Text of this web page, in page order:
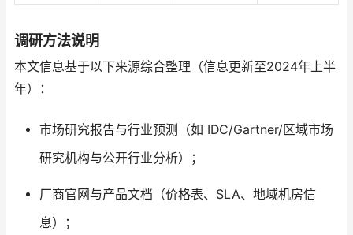
调研方法说明
本文信息基于以下来源综合整理（信息更新至2024年上半
年）：
市场研究报告与行业预测（如 IDC/Gartner/区域市场
研究机构与公开行业分析）；
厂商官网与产品文档（价格表、SLA、地域机房信
息）；